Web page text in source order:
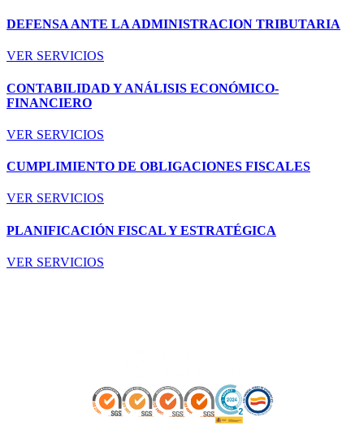
DEFENSA ANTE LA ADMINISTRACION TRIBUTARIA
VER SERVICIOS
CONTABILIDAD Y ANÁLISIS ECONÓMICO-
FINANCIERO
VER SERVICIOS
CUMPLIMIENTO DE OBLIGACIONES FISCALES
VER SERVICIOS
PLANIFICACIÓN FISCAL Y ESTRATÉGICA
VER SERVICIOS